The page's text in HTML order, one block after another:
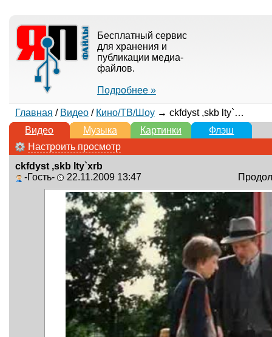
Бесплатный сервис
для хранения и
публикации медиа-
файлов.
Подробнее »
Главная / Видео/ Кино/ТВ/Шоу→ ckfdyst ,skb lty`xrb
Видео
Музыка Картинки
Флэш
Настроить просмотр
ckfdyst ,skb lty`xrb
-Гость-
22.11.2009 13:47